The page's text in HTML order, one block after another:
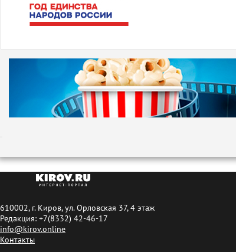
610002, г. Киров, ул. Орловская 37, 4 этаж
Редакция: +7(8332) 42-46-17
info@kirov.online
Контакты